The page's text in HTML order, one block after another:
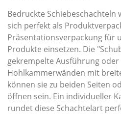
Bedruckte Schiebeschachteln
sich perfekt als
Präsentationsverpackung für
Produkte einsetzen. Die
gekrempelte Ausführung
Hohlkammerwänden mit
können sie zu beiden Seiten
öffnen sein. Ein individueller
rundet diese Schachtelart